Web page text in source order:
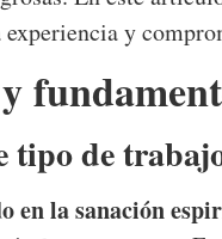
y
tipo de
en la sanación